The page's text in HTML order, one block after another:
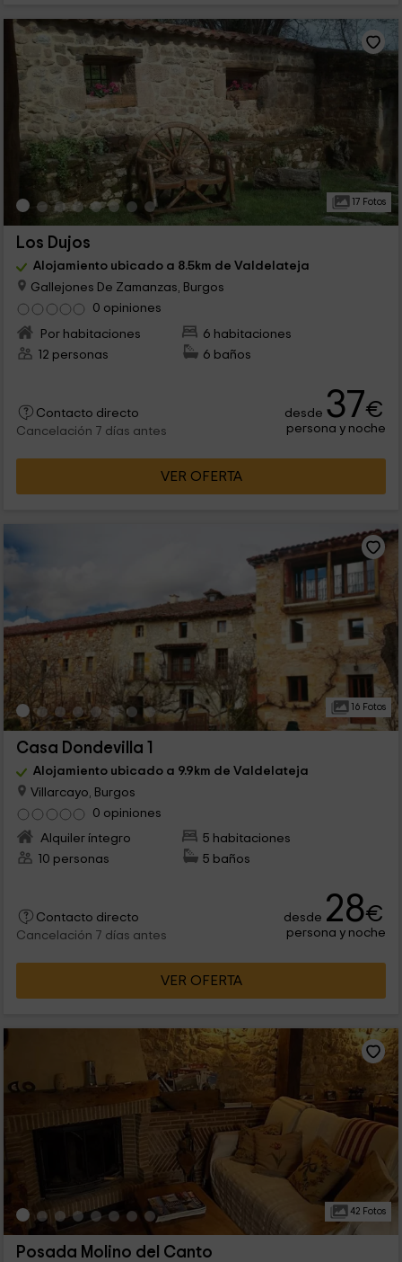
17 Fotos
Los Dujos
Alojamiento ubicado a 8.5km de Valdelateja
Gallejones De Zamanzas, Burgos
0 opiniones
Por habitaciones
6 habitaciones
12 personas
6 baños
Contacto directo
Cancelación 7 días antes
desde 37€
persona y noche
VER OFERTA
16 Fotos
Casa Dondevilla 1
Alojamiento ubicado a 9.9km de Valdelateja
Villarcayo, Burgos
0 opiniones
Alquiler íntegro
5 habitaciones
10 personas
5 baños
Contacto directo
Cancelación 7 días antes
desde 28€
persona y noche
VER OFERTA
42 Fotos
Posada Molino del Canto